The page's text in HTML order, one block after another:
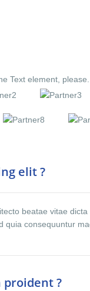
Text element, please.
elit ?
beatae vitae
consequuntur
proident ?